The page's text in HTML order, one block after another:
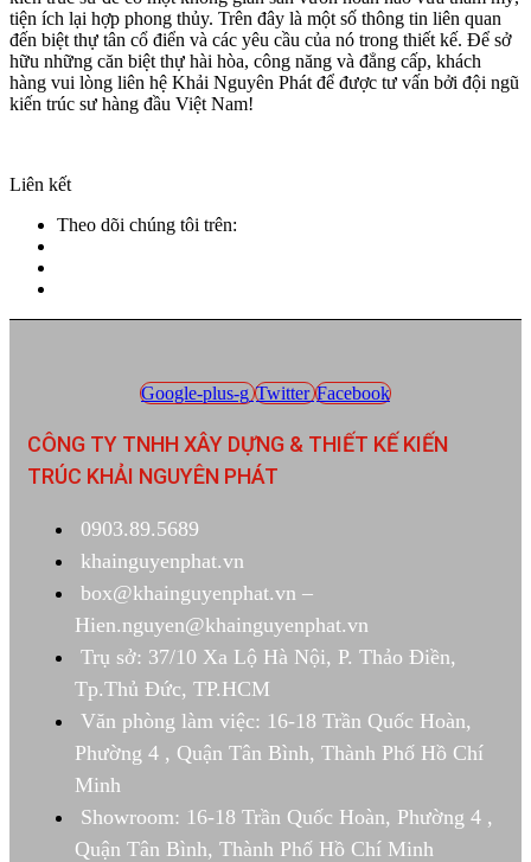
tiện ích lại hợp phong thủy. Trên đây là một số thông tin liên quan
đến biệt thự tân cổ điển và các yêu cầu của nó trong thiết kế. Để sở
hữu những căn biệt thự hài hòa, công năng và đẳng cấp, khách
hàng vui lòng liên hệ Khải Nguyên Phát để được tư vấn bởi đội ngũ
kiến trúc sư hàng đầu Việt Nam!
Liên kết
Theo dõi chúng tôi trên:
Google-plus-g Twitter Facebook
CÔNG TY TNHH XÂY DỰNG & THIẾT KẾ KIẾN
TRÚC KHẢI NGUYÊN PHÁT
0903.89.5689
khainguyenphat.vn
box@khainguyenphat.vn –
Hien.nguyen@khainguyenphat.vn
Trụ sở: 37/10 Xa Lộ Hà Nội, P. Thảo Điền,
Tp.Thủ Đức, TP.HCM
Văn phòng làm việc: 16-18 Trần Quốc Hoàn,
Phường 4 , Quận Tân Bình, Thành Phố Hồ Chí
Minh
Showroom: 16-18 Trần Quốc Hoàn, Phường 4 ,
Quận Tân Bình, Thành Phố Hồ Chí Minh